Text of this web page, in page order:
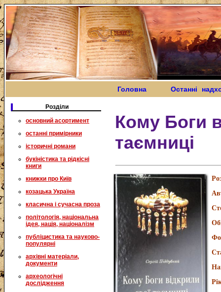
Головна Останні
Розділи
основний асортимент
останні примірники
історичні романи
букіністика та рідкісні
книги
книжки про Київ
козацька Україна
класична і сучасна проза
політологія, національна
ідея, нація, націоналізм
публіцистика та науково-
популярні
архівні матеріали,
документи
археологічні
дослідження
Кому Боги
таємниці